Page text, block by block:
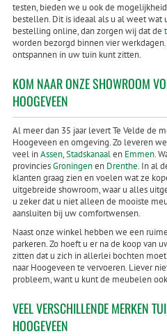
testen, bieden we u ook de
bestellen. Dit is ideaal als u al weet wat
bestelling online, dan zorgen wij dat de
worden bezorgd binnen vier
ontspannen in uw tuin kunt zitten.
KOM NAAR ONZE SHOWROOM
HOOGEVEEN
Al meer dan 35 jaar levert Te Velde de
Hoogeveen en omgeving. Zo leveren
veel inAssen,Stadskanaalen Emmen.
provinciesGroningenen Drenthe. In al
klanten graag zien en voelen wat ze
uitgebreide showroom, waar u alles
u zeker dat u niet alleen de mooiste
aansluiten bij uw comfortwensen.
Naast onze winkel hebben we een
parkeren. Zo hoeft u er na de koop van
zitten dat u zich in allerlei bochten
naar Hoogeveen te vervoeren. Liever
probleem, want u kunt de meubelen
VEEL VERSCHILLENDE MERKEN
HOOGEVEEN